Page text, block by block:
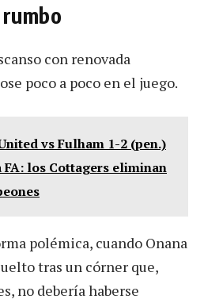
con renovada
poco a poco en el juego.
vs Fulham 1-2 (pen.)
los Cottagers eliminan
polémica, cuando Onana
tras un córner que,
no debería haberse